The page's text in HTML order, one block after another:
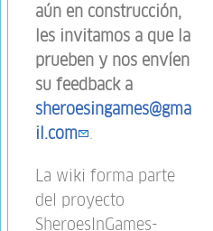
aún en construcción,
les invitamos a que la
prueben y nos envíen
su feedback a
sheroesingames@gma
il.com
.
La wiki forma parte
del proyecto
SheroesInGames-